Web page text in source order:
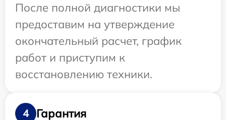
После полной диагностики мы
предоставим на утверждение
окончательный расчет, график
работ и приступим к
восстановлению техники.
4
Гарантия